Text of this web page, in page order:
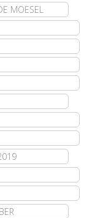
MOESEL